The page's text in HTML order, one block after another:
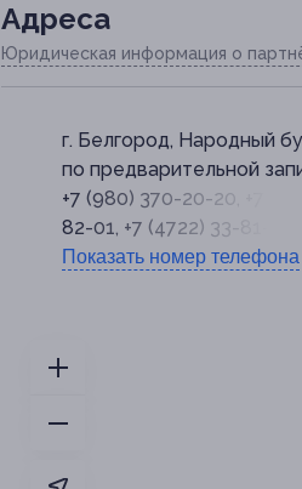
Адресa
Юридическая информация о
г. Белгород, Народный
по предварительной
+7 (980) 370-20-20, +7
82-01, +7 (4722) 33-81-05
Показать номер телефона